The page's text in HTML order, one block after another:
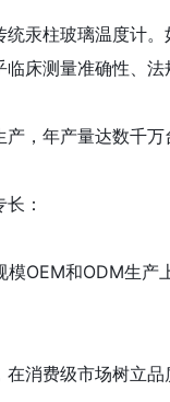
汞柱玻璃温度计
床测量准确性、法
，年产量达数千万
：
模OEM和ODM生产
消费级市场树立